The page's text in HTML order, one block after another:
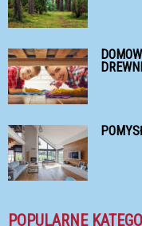
POPULARNE